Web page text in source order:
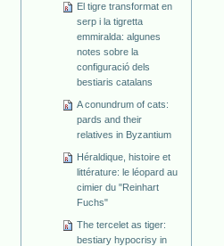
El tigre transformat en
serp i la tigretta
emmiralda: algunes
notes sobre la
configuració dels
bestiaris catalans
A conundrum of cats:
pards and their
relatives in Byzantium
Héraldique, histoire et
littérature: le léopard au
cimier du "Reinhart
Fuchs"
The tercelet as tiger:
bestiary hypocrisy in